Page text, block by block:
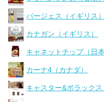
バージェス（イギリス）
カナガン（イギリス）
キャネットチップ（日本
カーナ4（カナダ）
キャスター&ポラック